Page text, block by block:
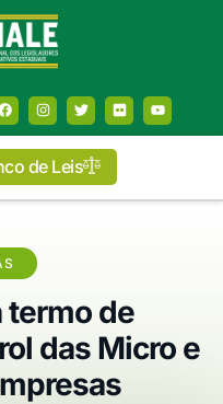
de Leis
termo de
das Micro e